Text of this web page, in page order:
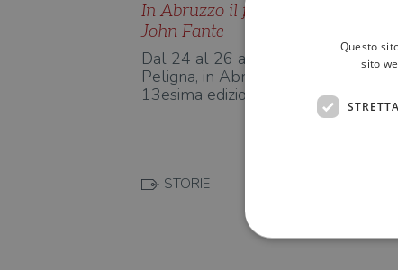
In Abruzzo il festival dedicato a
John Fante
Dal 24 al 26 agosto a Torricella
Peligna, in Abruzzo, si terrà la
13esima edizione del John Fante F…
STORIE
Questo
sito